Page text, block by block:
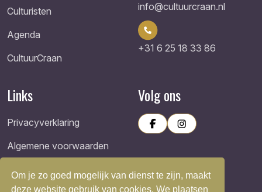
Om je zo goed mogelijk van dienst te zijn, maakt
deze website gebruik van cookies. We plaatsen
Culturisten
Agenda
CultuurCraan
info@cultuurcraan.nl
+31 6 25 18 33 86
Links
Privacyverklaring
Algemene voorwaarden
Volg ons